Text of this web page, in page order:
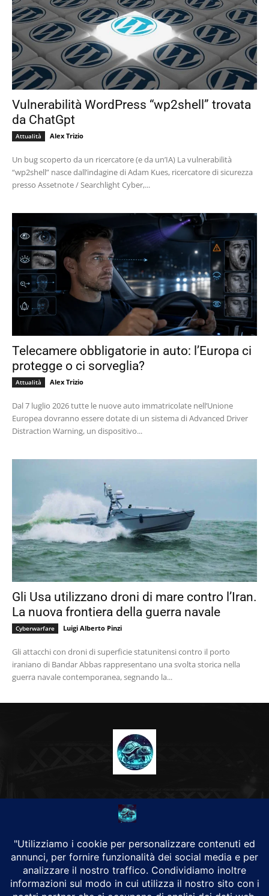
Vulnerabilità WordPress “wp2shell” trovata
da ChatGpt
Attualità Alex Trizio
Un bug scoperto da un ricercatore (e da un’IA) La vulnerabilità
“wp2shell” nasce dall’indagine di Adam Kues, ricercatore di sicurezza
presso Assetnote / Searchlight Cyber,...
Telecamere obbligatorie in auto: l’Europa ci
protegge o ci sorveglia?
Attualità Alex Trizio
Dal 7 luglio 2026 tutte le nuove auto immatricolate nell’Unione
Europea dovranno essere dotate di un sistema di Advanced Driver
Distraction Warning, un dispositivo...
Gli Usa utilizzano droni di mare contro l’Iran.
La nuova frontiera della guerra navale
Cyberwarfare Luigi Alberto Pinzi
Gli attacchi con droni di superficie statunitensi contro il porto
iraniano di Bandar Abbas rappresentano una svolta storica nella
guerra navale contemporanea, segnando la...
CHI SIAMO
Alground Geopolitica e Cyberwarfare.
Da una idea di Brunilde Trizio
Alground fa parte del Gruppo Trizio